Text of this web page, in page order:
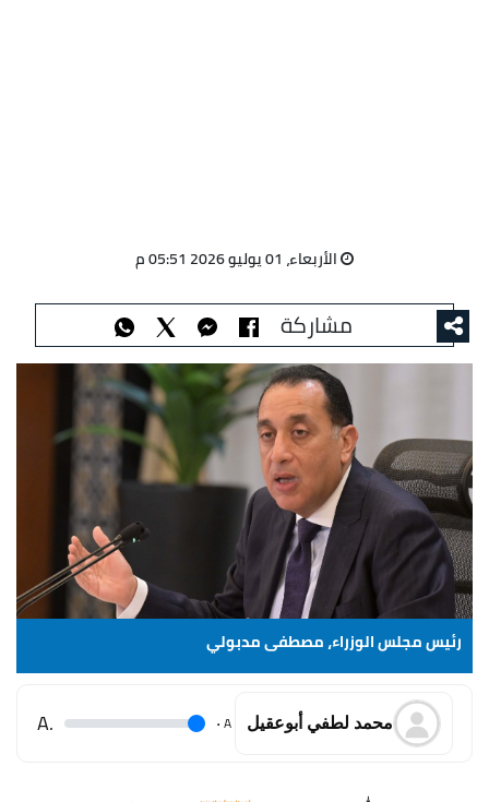
الأربعاء، 01 يوليو 2026 05:51 م
مشاركة
رئيس مجلس الوزراء، مصطفى مدبولي
محمد لطفي أبوعقيل A
.
.A